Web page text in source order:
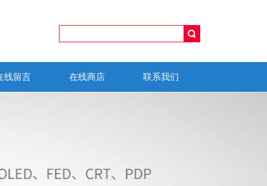
线留言 在线商店 联系我们